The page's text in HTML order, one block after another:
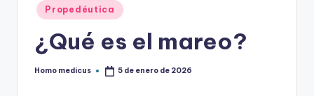
Publicado
en
Propedéutica
¿Qué es el mareo?
Publicado
Homo medicus 5 de enero de 2026